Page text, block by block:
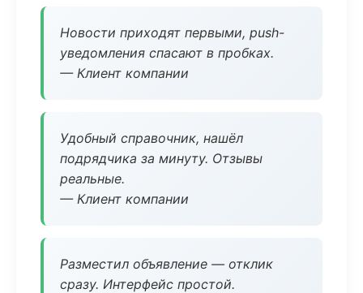
Новости приходят первыми, push-
уведомления спасают в пробках.
— Клиент компании
Удобный справочник, нашёл
подрядчика за минуту. Отзывы
реальные.
— Клиент компании
Разместил объявление — отклик
сразу. Интерфейс простой.